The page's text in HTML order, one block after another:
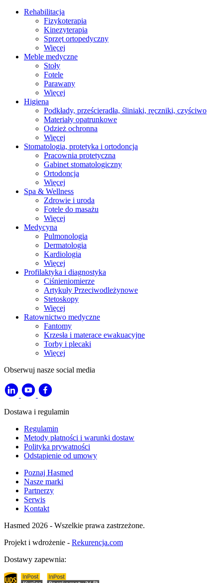
Rehabilitacja
Fizykoterapia
Kinezyterapia
Sprzęt ortopedyczny
Więcej
Meble medyczne
Stoły
Fotele
Parawany
Więcej
Higiena
Podkłady, prześcieradła, śliniaki, ręczniki, czyściwo
Materiały opatrunkowe
Odzież ochronna
Więcej
Stomatologia, protetyka i ortodoncja
Pracownia protetyczna
Gabinet stomatologiczny
Ortodoncja
Więcej
Spa & Wellness
Zdrowie i uroda
Fotele do masażu
Więcej
Medycyna
Pulmonologia
Dermatologia
Kardiologia
Więcej
Profilaktyka i diagnostyka
Ciśnieniomierze
Artykuły Przeciwodleżynowe
Stetoskopy
Więcej
Ratownictwo medyczne
Fantomy
Krzesła i materace ewakuacyjne
Torby i plecaki
Więcej
Obserwuj nasze social media
Dostawa i regulamin
Regulamin
Metody płatności i warunki dostaw
Polityka prywatności
Odstąpienie od umowy
Poznaj Hasmed
Nasze marki
Partnerzy
Serwis
Kontakt
Hasmed 2026 - Wszelkie prawa zastrzeżone.
Projekt i wdrożenie - Rekurencja.com
Dostawy zapewnia: